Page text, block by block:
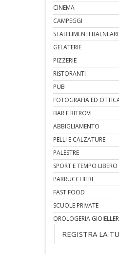
CINEMA
CAMPEGGI
STABILIMENTI BALNEARI
GELATERIE
PIZZERIE
RISTORANTI
PUB
FOTOGRAFIA ED
BAR E RITROVI
ABBIGLIAMENTO
PELLI E CALZATURE
PALESTRE
SPORT E TEMPO LIBERO
PARRUCCHIERI
FAST FOOD
SCUOLE PRIVATE
OROLOGERIA
REGISTRA LA